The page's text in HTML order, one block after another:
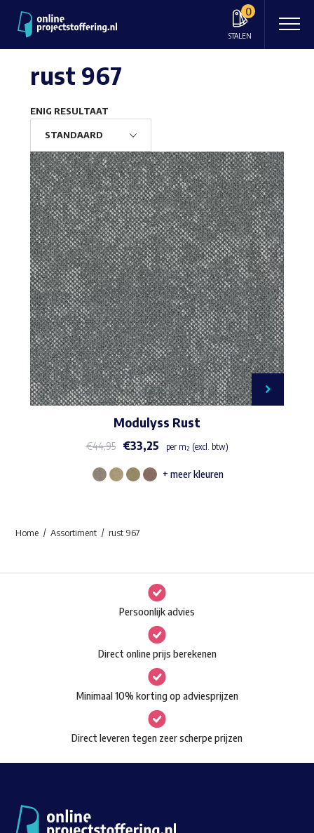
0
STALEN
Waar ben je naar op zoek?
rust 967
ENIG RESULTAAT
Modulyss Rust
€44,95 €33,25 per m² (excl. btw)
Dit
Deze
optie
kan
gekozen
worden
op
de
productpagina
+ meer kleuren
Home Assortiment rust 967
Persoonlijk advies
Direct online prijs berekenen
Minimaal 10% korting op adviesprijzen
Direct leveren tegen zeer scherpe prijzen